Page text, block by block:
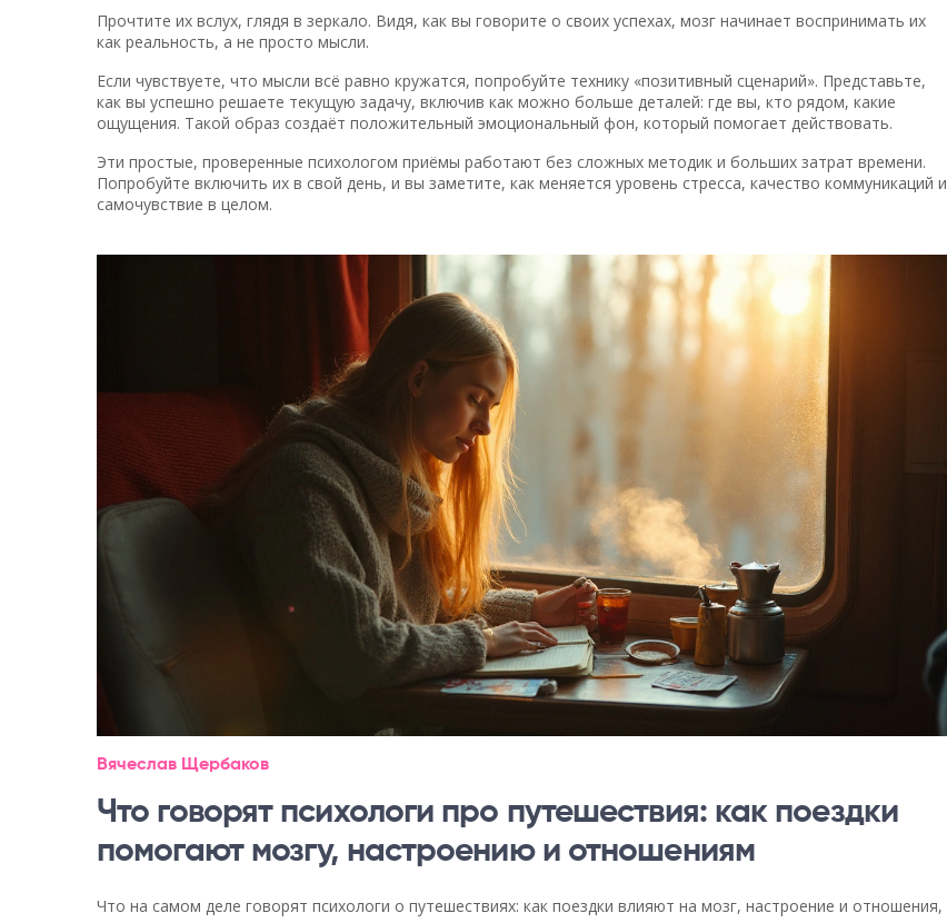
Прочтите их вслух, глядя в зеркало. Видя, как вы говорите о своих успехах, мозг начинает воспринимать их
как реальность, а не просто мысли.
Если чувствуете, что мысли всё равно кружатся, попробуйте технику «позитивный сценарий». Представьте,
как вы успешно решаете текущую задачу, включив как можно больше деталей: где вы, кто рядом, какие
ощущения. Такой образ создаёт положительный эмоциональный фон, который помогает действовать.
Эти простые, проверенные психологом приёмы работают без сложных методик и больших затрат времени.
Попробуйте включить их в свой день, и вы заметите, как меняется уровень стресса, качество коммуникаций и
самочувствие в целом.
Вячеслав Щербаков
Что говорят психологи про путешествия: как поездки
помогают мозгу, настроению и отношениям
Что на самом деле говорят психологи о путешествиях: как поездки влияют на мозг, настроение и отношения,